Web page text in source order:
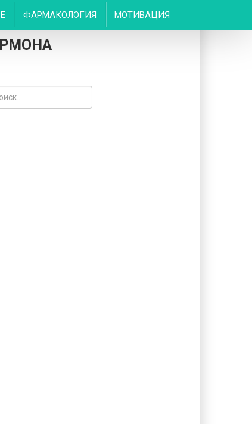
ФАРМАКОЛОГИЯ МОТИВАЦИЯ